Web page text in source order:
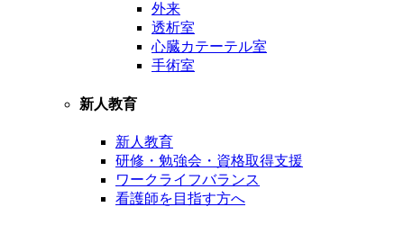
外来
透析室
心臓カテーテル室
手術室
新人教育
新人教育
研修・勉強会・資格取得支援
ワークライフバランス
看護師を目指す方へ